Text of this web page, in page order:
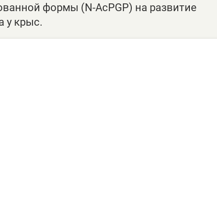
формы (N-AcPGP) на развитие
у крыс.